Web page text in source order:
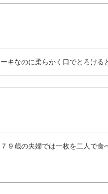
キなのに柔らかく口でとろける
９歳の夫婦では一枚を二人で